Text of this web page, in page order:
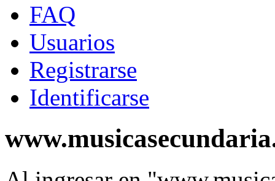
FAQ
Usuarios
Registrarse
Identificarse